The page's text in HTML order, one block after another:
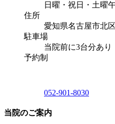
日曜・祝日・土曜
住所
愛知県名古屋市北
駐車場
当院前に3台分あり
予約制
052-901-8030
当院のご案内